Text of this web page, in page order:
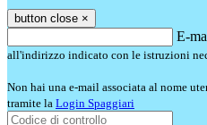
button close ×
E-
all'indirizzo indicato con le istruzioni
Non hai una e-mail associata al nome
tramite la Login Spaggiari